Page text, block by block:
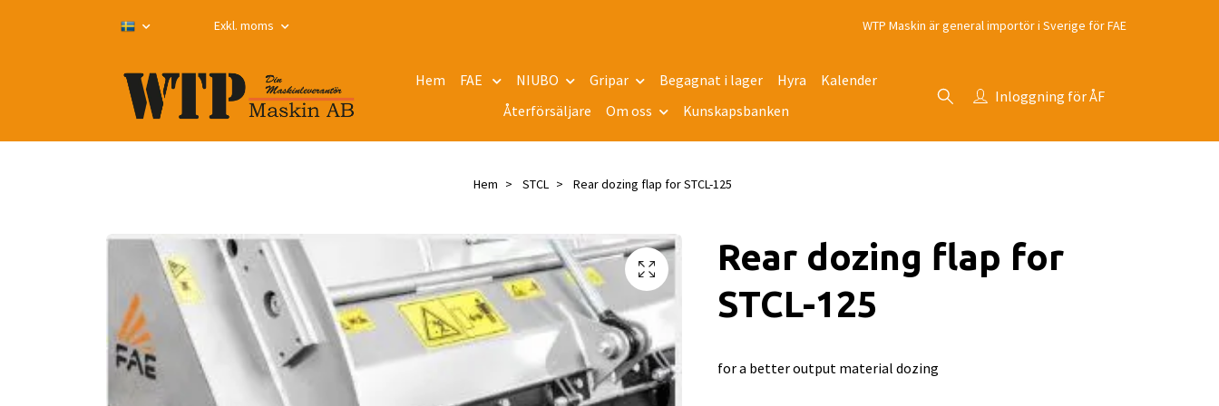
Exkl. moms WTP Maskin är general importör i Sverige för FAE
Hem FAE NIUBO Gripar Begagnat i lager Hyra
Kalender
Återförsäljare
Om oss Kunskapsbanken
Inloggning för ÅF
Hem STCL Rear dozing flap for STCL-125
Rear dozing flap for
STCL-125
for a better output material dozing